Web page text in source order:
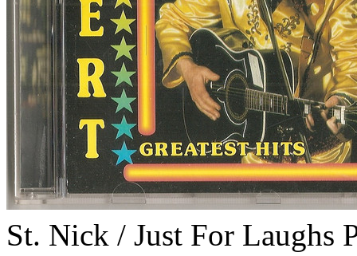
St. Nick / Just For Laughs